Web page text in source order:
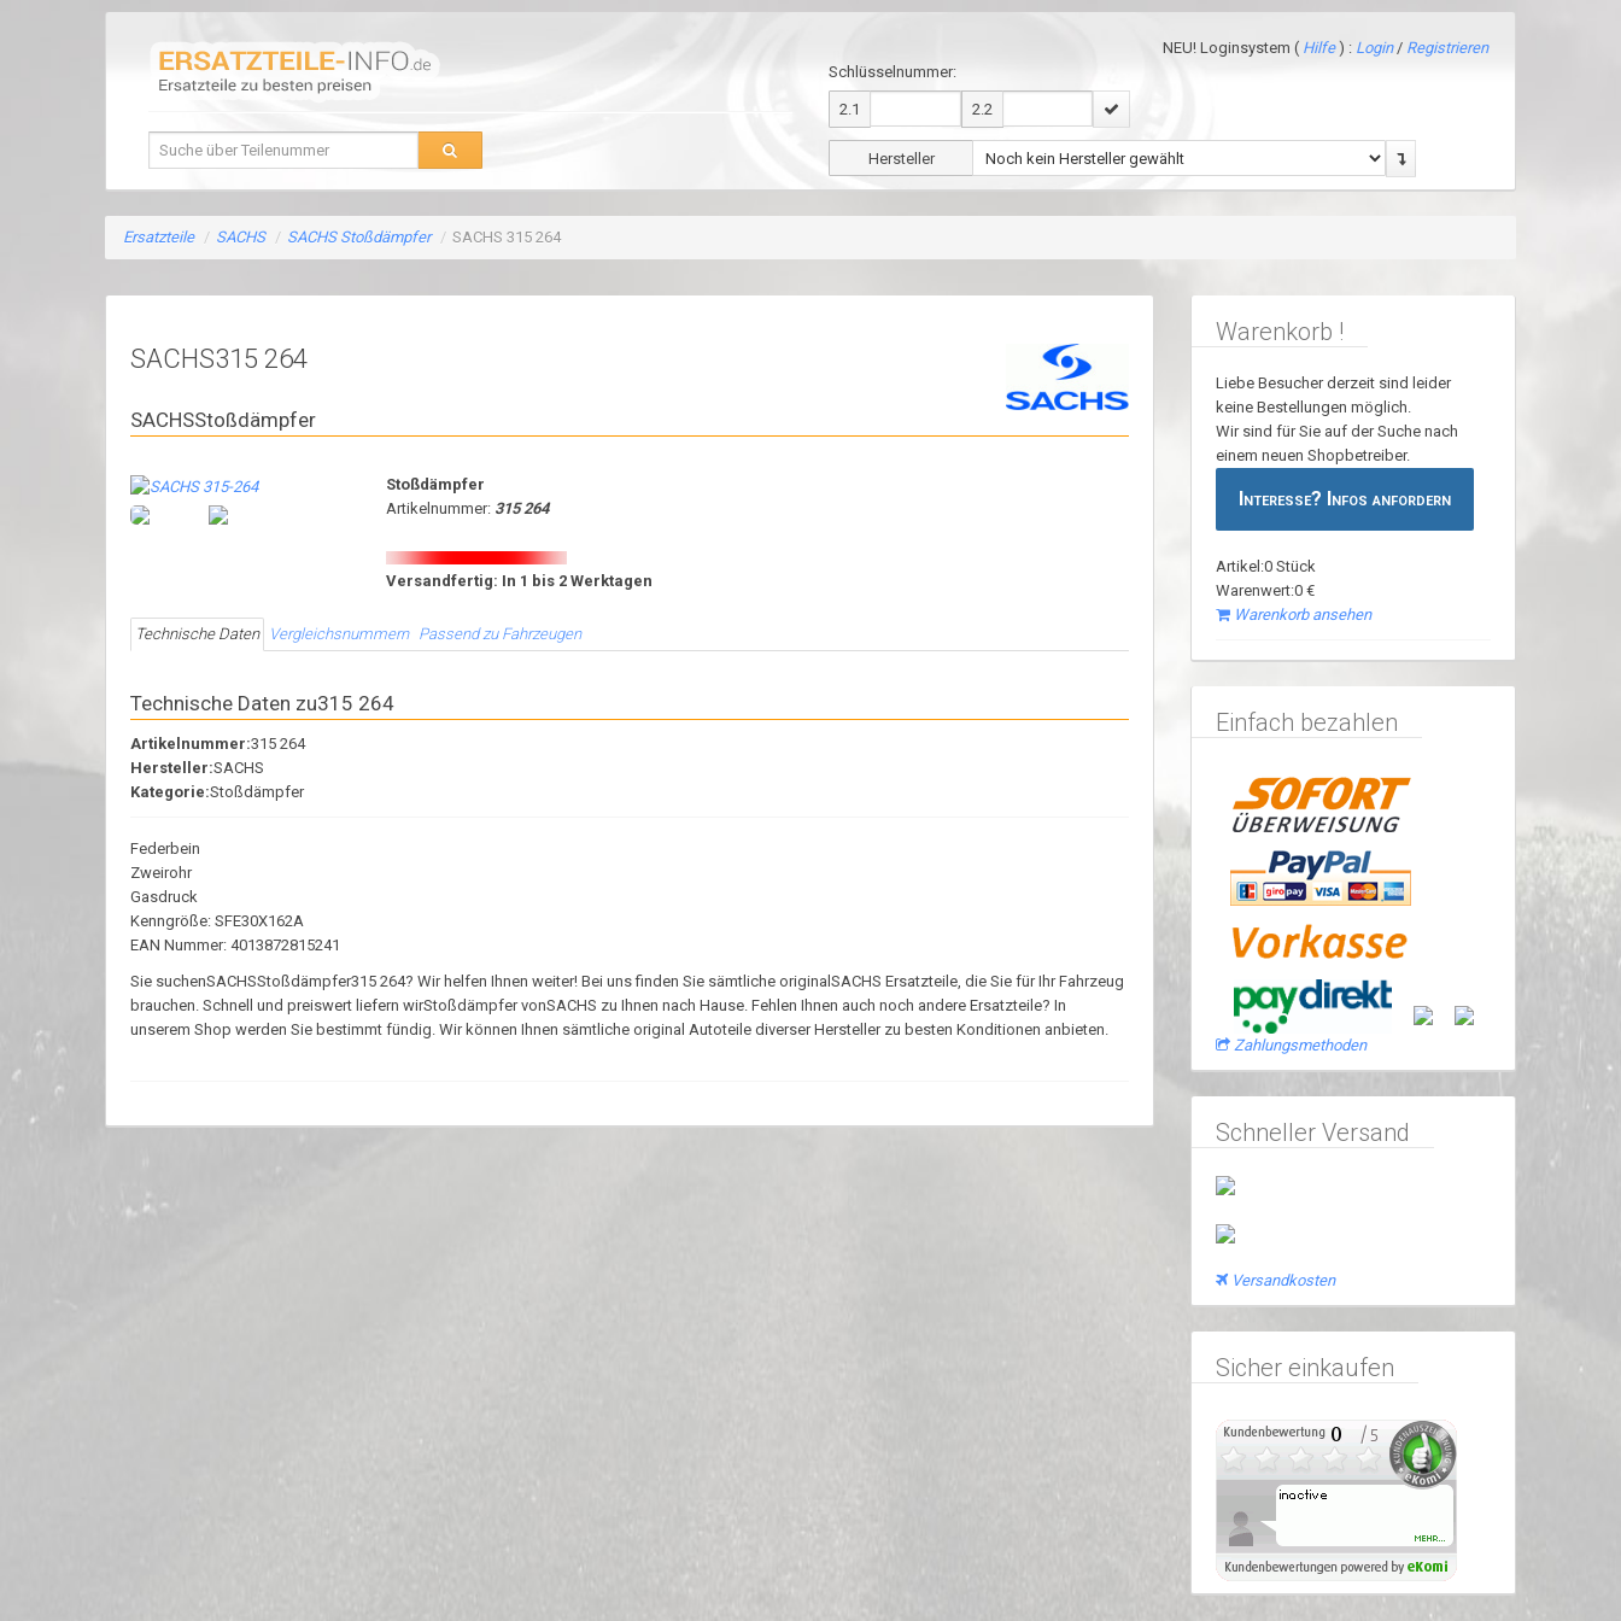
NEU! Loginsystem ( Hilfe) : Login/ Registrieren
Schlüsselnummer:
2.1 2.2
Hersteller
Ersatzteile / SACHS / SACHS Stoßdämpfer / SACHS 315 264
SACHS315 264
SACHSStoßdämpfer
Stoßdämpfer
Artikelnummer: 315 264
Versandfertig: In 1 bis 2 Werktagen
Technische Daten Vergleichsnummern Passend zu Fahrzeugen
Technische Daten zu315 264
Artikelnummer:315 264
Hersteller:SACHS
Kategorie:Stoßdämpfer
Federbein
Zweirohr
Gasdruck
Kenngröße: SFE30X162A
EAN Nummer: 4013872815241
Sie suchenSACHSStoßdämpfer315 264? Wir helfen Ihnen weiter! Bei uns finden Sie sämtliche originalSACHS Ersatzteile, die Sie für Ihr Fahrzeug
brauchen. Schnell und preiswert liefern wirStoßdämpfer vonSACHS zu Ihnen nach Hause. Fehlen Ihnen auch noch andere Ersatzteile? In
unserem Shop werden Sie bestimmt fündig. Wir können Ihnen sämtliche original Autoteile diverser Hersteller zu besten Konditionen anbieten.
Warenkorb !
Liebe Besucher derzeit sind leider
keine Bestellungen möglich.
Wir sind für Sie auf der Suche nach
einem neuen Shopbetreiber.
Interesse? Infos anfordern
Artikel:0 Stück
Warenwert:0 €
Warenkorb ansehen
Einfach bezahlen
Zahlungsmethoden
Schneller Versand
Versandkosten
Sicher einkaufen